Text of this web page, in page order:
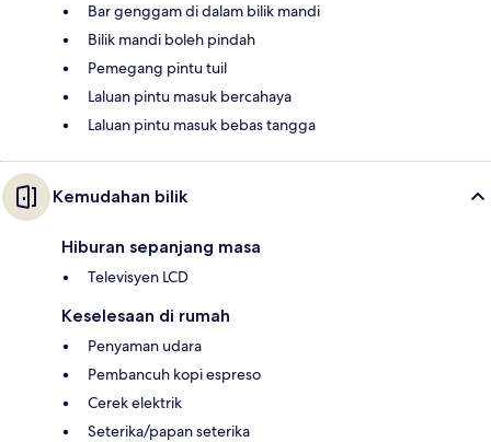
Bar genggam di dalam bilik mandi
Bilik mandi boleh pindah
Pemegang pintu tuil
Laluan pintu masuk bercahaya
Laluan pintu masuk bebas tangga
Kemudahan bilik
Hiburan sepanjang masa
Televisyen LCD
Keselesaan di rumah
Penyaman udara
Pembancuh kopi espreso
Cerek elektrik
Seterika/papan seterika